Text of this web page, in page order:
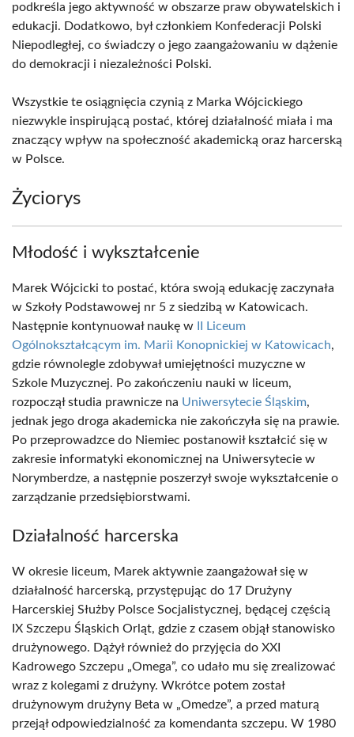
podkreśla jego aktywność w obszarze praw obywatelskich i
edukacji. Dodatkowo, był członkiem Konfederacji Polski
Niepodległej, co świadczy o jego zaangażowaniu w dążenie
do demokracji i niezależności Polski.
Wszystkie te osiągnięcia czynią z Marka Wójcickiego
niezwykle inspirującą postać, której działalność miała i ma
znaczący wpływ na społeczność akademicką oraz harcerską
w Polsce.
Życiorys
Młodość i wykształcenie
Marek Wójcicki to postać, która swoją edukację zaczynała
w Szkoły Podstawowej nr 5 z siedzibą w Katowicach.
Następnie kontynuował naukę w
II Liceum
Ogólnokształcącym im. Marii Konopnickiej w Katowicach,
gdzie równolegle zdobywał umiejętności muzyczne w
Szkole Muzycznej. Po zakończeniu nauki w liceum,
rozpoczął studia prawnicze na Uniwersytecie Śląskim,
jednak jego droga akademicka nie zakończyła się na prawie.
Po przeprowadzce do Niemiec postanowił kształcić się w
zakresie informatyki ekonomicznej na Uniwersytecie w
Norymberdze, a następnie poszerzył swoje wykształcenie o
zarządzanie przedsiębiorstwami.
Działalność harcerska
W okresie liceum, Marek aktywnie zaangażował się w
działalność harcerską, przystępując do 17 Drużyny
Harcerskiej Służby Polsce Socjalistycznej, będącej częścią
IX Szczepu Śląskich Orląt, gdzie z czasem objął stanowisko
drużynowego. Dążył również do przyjęcia do XXI
Kadrowego Szczepu „Omega”, co udało mu się zrealizować
wraz z kolegami z drużyny. Wkrótce potem został
drużynowym drużyny Beta w „Omedze”, a przed maturą
przejął odpowiedzialność za komendanta szczepu. W 1980